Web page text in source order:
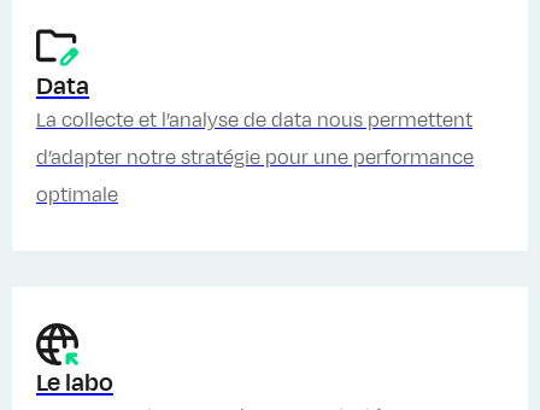
Data
La collecte et l’analyse de data nous permettent
d’adapter notre stratégie pour une performance
optimale
Le labo